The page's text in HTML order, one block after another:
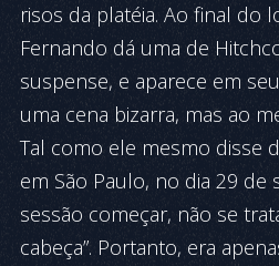
risos da platéia. Ao final do
Fernando dá uma de
suspense, e aparece em
uma cena bizarra, mas ao
Tal como ele mesmo disse
em São Paulo, no dia 29 de
sessão começar, não se
cabeça”. Portanto, era